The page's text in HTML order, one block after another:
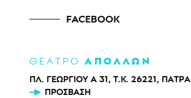
FACEBOOK
ΘΕΑΤΡΟΑΠΟΛΛΩΝ
ΠΛ. ΓΕΩΡΓΙΟΥ Α 31, Τ.Κ. 26221, ΠΑΤΡΑ
ΠΡΌΣΒΑΣΗ